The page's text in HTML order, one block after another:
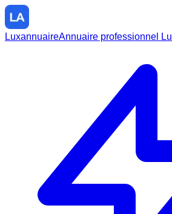
LuxannuaireAnnuaire professionnel